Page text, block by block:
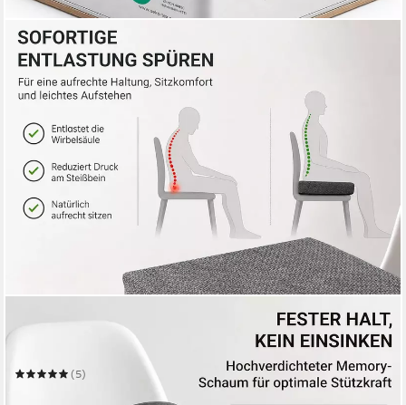
Sitzkissen Sitzerhöhung - orthopädisches Sitzkissen mit
Memory Foam - 40x40x10cm
(5)